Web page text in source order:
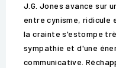
J.G. Jones avance sur
entre cynisme, ridicule
la crainte s'estompe
sympathie et d'une
communicative.